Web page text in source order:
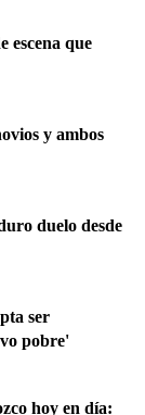
escena que
y ambos
duelo desde
ser
pobre'
hoy en día: